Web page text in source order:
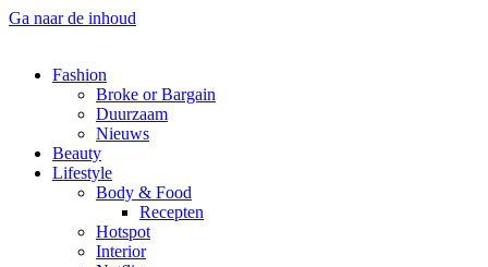
Ga naar de inhoud
Fashion
Broke or Bargain
Duurzaam
Nieuws
Beauty
Lifestyle
Body & Food
Recepten
Hotspot
Interior